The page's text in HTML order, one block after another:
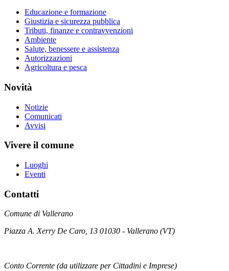
Educazione e formazione
Giustizia e sicurezza pubblica
Tributi, finanze e contravvenzioni
Ambiente
Salute, benessere e assistenza
Autorizzazioni
Agricoltura e pesca
Novità
Notizie
Comunicati
Avvisi
Vivere il comune
Luoghi
Eventi
Contatti
Comune di Vallerano
Piazza A. Xerry De Caro, 13 01030 - Vallerano (VT)
Conto Corrente (da utilizzare per Cittadini e Imprese)